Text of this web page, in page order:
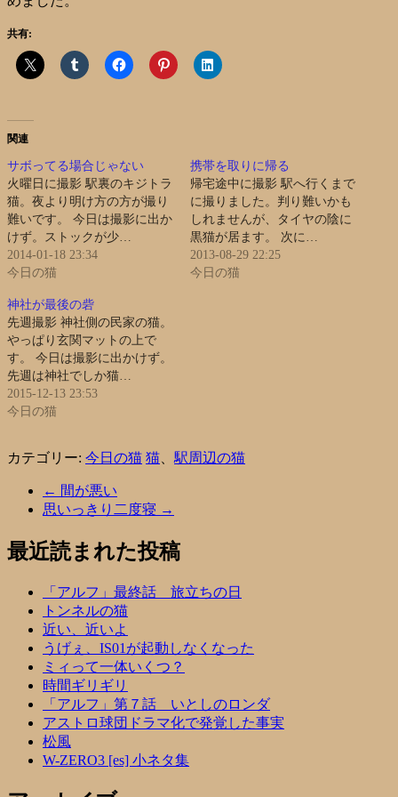
共有:
関連
サボってる場合じゃない
火曜日に撮影 駅裏のキジトラ
猫。夜より明け方の方が撮り
難いです。 今日は撮影に出か
けず。ストックが少…
2014-01-18 23:34
今日の猫
携帯を取りに帰る
帰宅途中に撮影 駅へ行くまで
に撮りました。判り難いかも
しれませんが、タイヤの陰に
黒猫が居ます。 次に…
2013-08-29 22:25
今日の猫
神社が最後の砦
先週撮影 神社側の民家の猫。
やっぱり玄関マットの上で
す。 今日は撮影に出かけず。
先週は神社でしか猫…
2015-12-13 23:53
今日の猫
カテゴリー: 今日の猫 猫 駅周辺の猫
← 間が悪い
思いっきり二度寝 →
最近読まれた投稿
「アルフ」最終話 旅立ちの日
トンネルの猫
近い、近いよ
うげぇ、IS01が起動しなくなった
ミィって一体いくつ？
時間ギリギリ
「アルフ」第７話 いとしのロンダ
アストロ球団ドラマ化で発覚した事実
松風
W-ZERO3 [es] 小ネタ集